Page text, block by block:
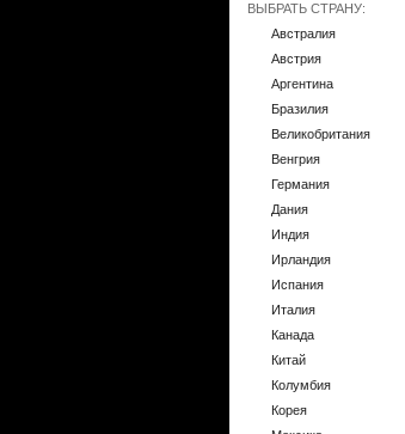
ВЫБРАТЬ СТРАНУ:
Австралия
Австрия
Аргентина
Бразилия
Великобритания
Венгрия
Германия
Дания
Индия
Ирландия
Испания
Италия
Канада
Китай
Колумбия
Корея